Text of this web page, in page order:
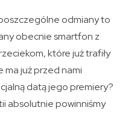
odmiany to
obecnie smartfon z
które już trafiły
ma już przed nami
datą jego premiery?
absolutnie powinniśmy